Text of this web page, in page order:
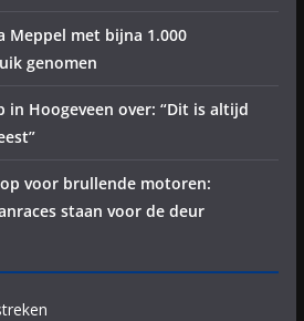
Meppel met bijna 1.000
genomen
in Hoogeveen over: “Dit is altijd
voor brullende motoren:
staan voor de deur